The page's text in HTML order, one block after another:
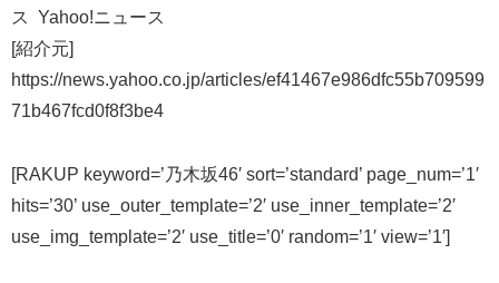
ス Yahoo!ニュース
[紹介元]
https://news.yahoo.co.jp/articles/ef41467e986dfc55b709599
71b467fcd0f8f3be4
[RAKUP keyword=’乃木坂46′ sort=’standard’ page_num=’1′
hits=’30’ use_outer_template=’2′ use_inner_template=’2′
use_img_template=’2′ use_title=’0′ random=’1′ view=’1′]